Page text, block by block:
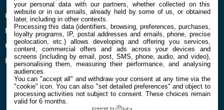
Qui sommes nous
Mentions légales et CGU
Confidentialité et Cookies
Préférences cookies
La rédaction
Contact
your personal data with our partners, whether collected on this
website or in our emails, already held by some of us, or obtained
later, including in other contexts.
Processing this data (identifiers, browsing, preferences, purchases,
loyalty programs, IP, postal addresses and emails, phone, precise
geolocation, etc.) allows developing and offering you services,
content, commercial offers and ads across your devices and
screens (including by email, post, SMS, phone, audio, and video),
personalising them, measuring their performance, and analysing
audiences.
You can "accept all" and withdraw your consent at any time via the
"cookie" icon. You can also "set detailed preferences" and object to
processing activities not subject to consent. These choices remain
valid for 6 months.
powered by